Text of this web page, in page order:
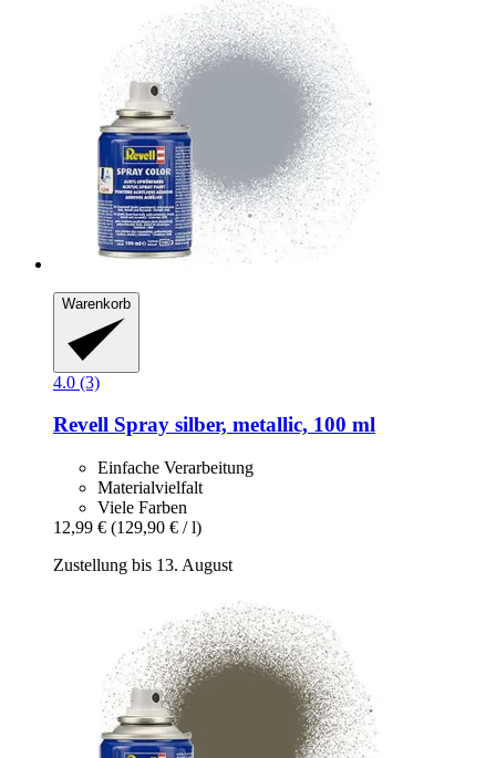
Warenkorb
4.0 (3)
Revell Spray silber, metallic, 100 ml
Einfache Verarbeitung
Materialvielfalt
Viele Farben
12,99 € (129,90 € / l)
Zustellung bis 13. August